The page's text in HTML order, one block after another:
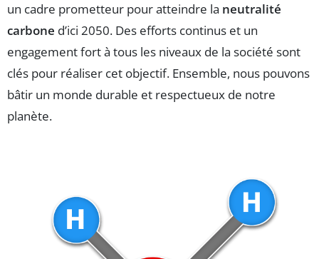
un cadre prometteur pour atteindre la neutralité
carbone d’ici 2050. Des efforts continus et un
engagement fort à tous les niveaux de la société sont
clés pour réaliser cet objectif. Ensemble, nous pouvons
bâtir un monde durable et respectueux de notre
planète.